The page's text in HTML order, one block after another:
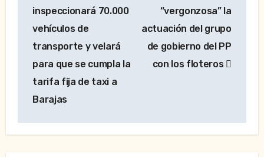
entradas
inspeccionará 70.000
vehículos de
transporte y velará
para que se cumpla la
tarifa fija de taxi a
Barajas
“vergonzosa” la
actuación del grupo
de gobierno del PP
con los floteros